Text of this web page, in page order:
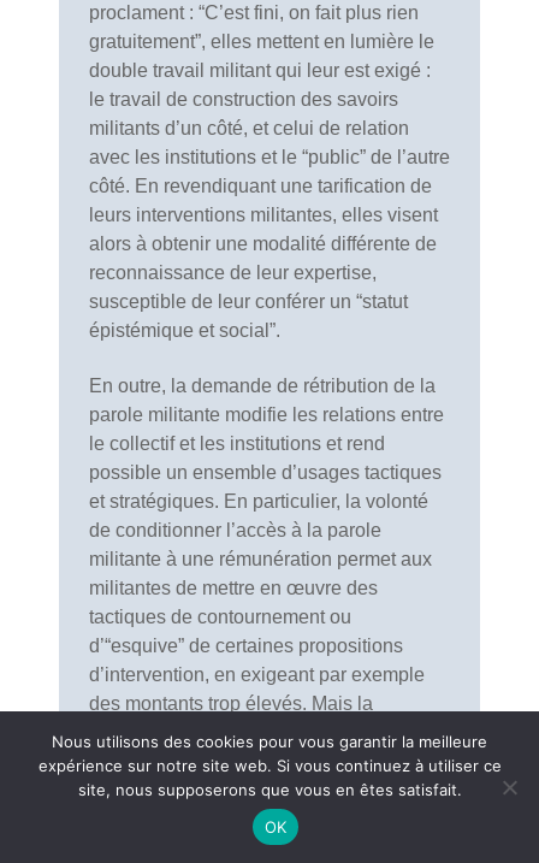
proclament : “C’est fini, on fait plus rien
gratuitement”, elles mettent en lumière le
double travail militant qui leur est exigé :
le travail de construction des savoirs
militants d’un côté, et celui de relation
avec les institutions et le “public” de l’autre
côté. En revendiquant une tarification de
leurs interventions militantes, elles visent
alors à obtenir une modalité différente de
reconnaissance de leur expertise,
susceptible de leur conférer un “statut
épistémique et social”.
En outre, la demande de rétribution de la
parole militante modifie les relations entre
le collectif et les institutions et rend
possible un ensemble d’usages tactiques
et stratégiques. En particulier, la volonté
de conditionner l’accès à la parole
militante à une rémunération permet aux
militantes de mettre en œuvre des
tactiques de contournement ou
d’“esquive” de certaines propositions
d’intervention, en exigeant par exemple
des montants trop élevés. Mais la
demande de rétribution s’accompagne
également à la revendication avancée par
le collectif Bamko d’obtenir un agrément
en Éducation permanente, afin de
formaliser et systématiser la
Nous utilisons des cookies pour vous garantir la meilleure
expérience sur notre site web. Si vous continuez à utiliser ce
site, nous supposerons que vous en êtes satisfait.
OK